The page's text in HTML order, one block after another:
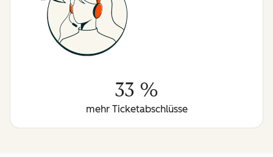
33 %
mehr Ticketabschlüsse